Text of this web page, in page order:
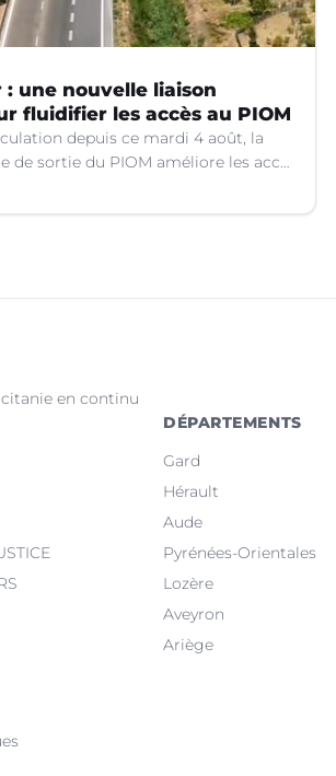
: une nouvelle liaison
fluidifier les accès au PIOM
depuis ce mardi 4 août, la
de sortie du PIOM améliore les accès
et facilite les déplacements
en continu
DÉPARTEMENTS
Gard
Hérault
Aude
Pyrénées-Orientales
Lozère
Aveyron
Ariège